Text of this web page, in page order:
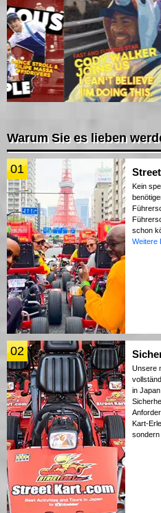
Warum Sie es lieben
01
Kein
schon
Weitere
02
Unsere
in
Kart-
sondern